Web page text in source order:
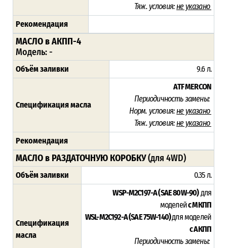
Тяж. условия:не указано
Рекомендация
МАСЛО в АКПП-4
Модель: -
Объём заливки 9.6 л.
Спецификация масла
ATF MERCON
Периодичность замены:
Норм. условия:не указано
Тяж. условия:не указано
Рекомендация
МАСЛО в РАЗДАТОЧНУЮ КОРОБКУ(для 4WD)
Объём заливки 0.35 л.
Спецификация
масла
WSP-M2C197-A (SAE 80W-90)для
моделейс МКПП
WSL-M2C192-A (SAE 75W-140)для моделей
с АКПП
Периодичность замены: